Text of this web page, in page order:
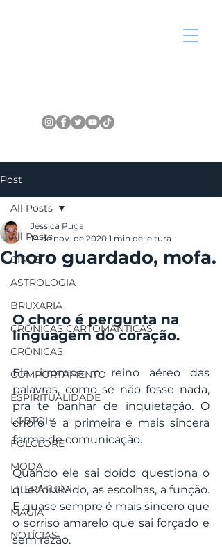
Post
All Posts
CIRCE
ASTROLOGIA
BRUXARIA
CRÔNICAS CARTOMÂNTICAS
CRÔNICAS
COMPORTAMENTO
ESPIRITUALIDADE
LGBTQI+
FOLCLORE
MODA
LITERATURA
MAGIA
NOTÍCIAS
All Posts
Choro guardado, mofa.
Jessica Puga
14 de nov. de 2020 1 min de leitura
O choro é pergunta na
linguagem do coração.
Ele irrompe o reino aéreo das
palavras, como se não fosse nada,
pra te banhar de inquietação. O
choro é a primeira e mais sincera
forma de comunicação.
Quando ele sai doído questiona o
que foi vivido, as escolhas, a função.
E quase sempre é mais sincero que
o sorriso amarelo que sai forçado e
sem razão.